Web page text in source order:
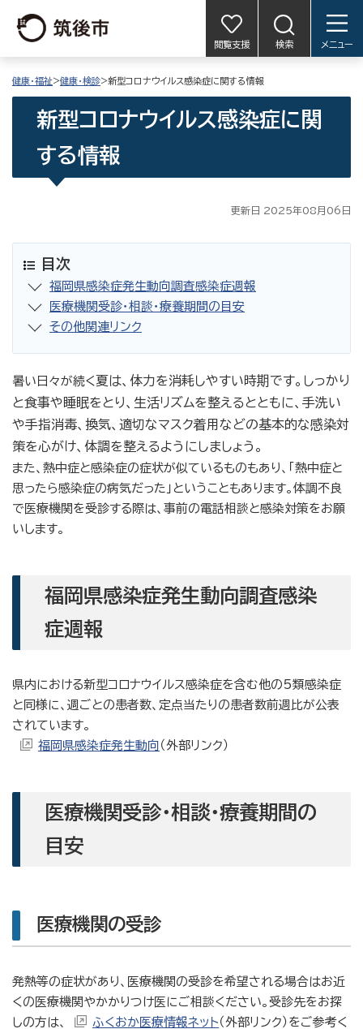
閲覧支援 検索 メニュー
健康・福祉>健康・検診>新型コロナウイルス感染症に関する情報
新型コロナウイルス感染症に関
する情報
更新日 2025年08月06日
目次
福岡県感染症発生動向調査感染症週報
医療機関受診・相談・療養期間の目安
その他関連リンク
暑い日々が続く 夏は、 体力を消耗しやすい時期です。しっかり
と食事や睡眠をとり、生活リズムを整えるとともに、手洗い
や手指消毒、換気、適切なマスク着用などの基本的な感染対
策を心がけ、体調を整えるようにしましょう。
また、熱中症と感染症の症状が似ているものもあり、「熱中症と
思ったら感染症の病気だった」ということもあります。体調不良
で医療機関を受診する際は、事前の電話相談と感染対策をお願
いします。
福岡県感染症発生動向調査感染
症週報
県内における新型コロナウイルス感染症を含む他の5類感染症
と同様に、週ごとの患者数、定点当たりの患者数前週比が公表
されています。
福岡県感染症発生動向 （外部リンク）
医療機関受診・相談・療養期間の
目安
医療機関の受診
発熱等の症状があり、医療機関の受診を希望される場合はお近
くの医療機関やかかりつけ医にご相談ください。受診先をお探
しの方は、
ふくおか医療情報ネット （外部リンク）をご参考く